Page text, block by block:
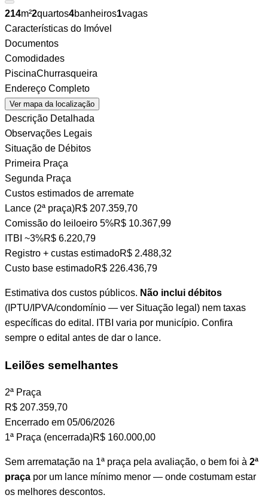
214m²2quartos4banheiros1vagas
Características do Imóvel
Documentos
Comodidades
PiscinaChurrasqueira
Endereço Completo
Ver mapa da localização
Descrição Detalhada
Observações Legais
Situação de Débitos
Primeira Praça
Segunda Praça
Custos estimados de arremate
Lance (2ª praça)R$ 207.359,70
Comissão do leiloeiro 5%R$ 10.367,99
ITBI ~3%R$ 6.220,79
Registro + custas estimadoR$ 2.488,32
Custo base estimadoR$ 226.436,79
Estimativa dos custos públicos. Não inclui débitos
(IPTU/IPVA/condomínio — ver Situação legal) nem taxas
específicas do edital. ITBI varia por município. Confira
sempre o edital antes de dar o lance.
Leilões semelhantes
2ª Praça
R$ 207.359,70
Encerrado em 05/06/2026
1ª Praça (encerrada)R$ 160.000,00
Sem arrematação na 1ª praça pela avaliação, o bem foi à 2ª
praça por um lance mínimo menor — onde costumam estar
os melhores descontos.